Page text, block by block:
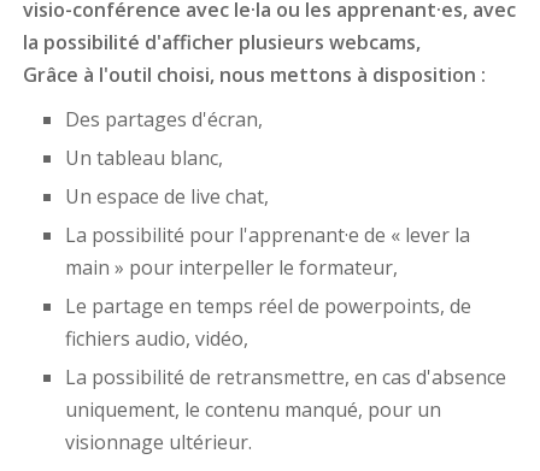
visio-conférence avec le·la ou les apprenant·es, avec
la possibilité d'afficher plusieurs webcams,
Grâce à l'outil choisi, nous mettons à disposition :
Des partages d'écran,
Un tableau blanc,
Un espace de live chat,
La possibilité pour l'apprenant·e de « lever la
main » pour interpeller le formateur,
Le partage en temps réel de powerpoints, de
fichiers audio, vidéo,
La possibilité de retransmettre, en cas d'absence
uniquement, le contenu manqué, pour un
visionnage ultérieur.